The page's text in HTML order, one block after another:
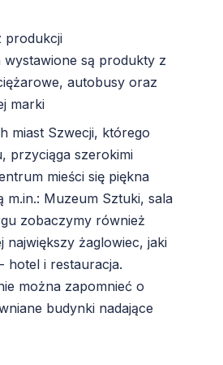
produkcji
wystawione są produkty z
autobusy oraz
marki
miast Szwecji, którego
przyciąga szerokimi
mieści się piękna
Muzeum Sztuki, sala
zobaczymy również
żaglowiec, jaki
hotel i restauracja.
można zapomnieć o
budynki nadające